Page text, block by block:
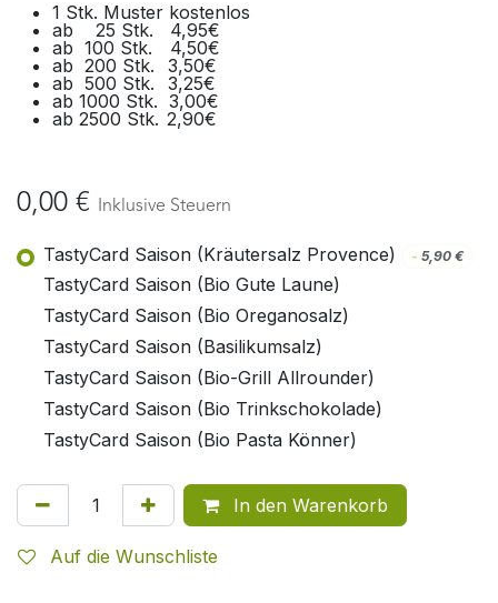
1 Stk.​ Muster kostenlos
ab 25 Stk. 4,95€
ab 100 Stk.
​4,50€
ab 200 Stk.
​3,50€
​ab 500 Stk.
​3,25€
​ab 1000 Stk. ​​3,00€
ab 2500 Stk. ​2,90€
0,00 € Inklusive Steuern
TastyCard Saison (Kräutersalz Provence) - 5,90€
TastyCard Saison (Bio Gute Laune)
TastyCard Saison (Bio Oreganosalz)
TastyCard Saison (Basilikumsalz)
TastyCard Saison (Bio-Grill Allrounder)
TastyCard Saison (Bio Trinkschokolade)
TastyCard Saison (Bio Pasta Könner)
In den Warenkorb
Auf die Wunschliste